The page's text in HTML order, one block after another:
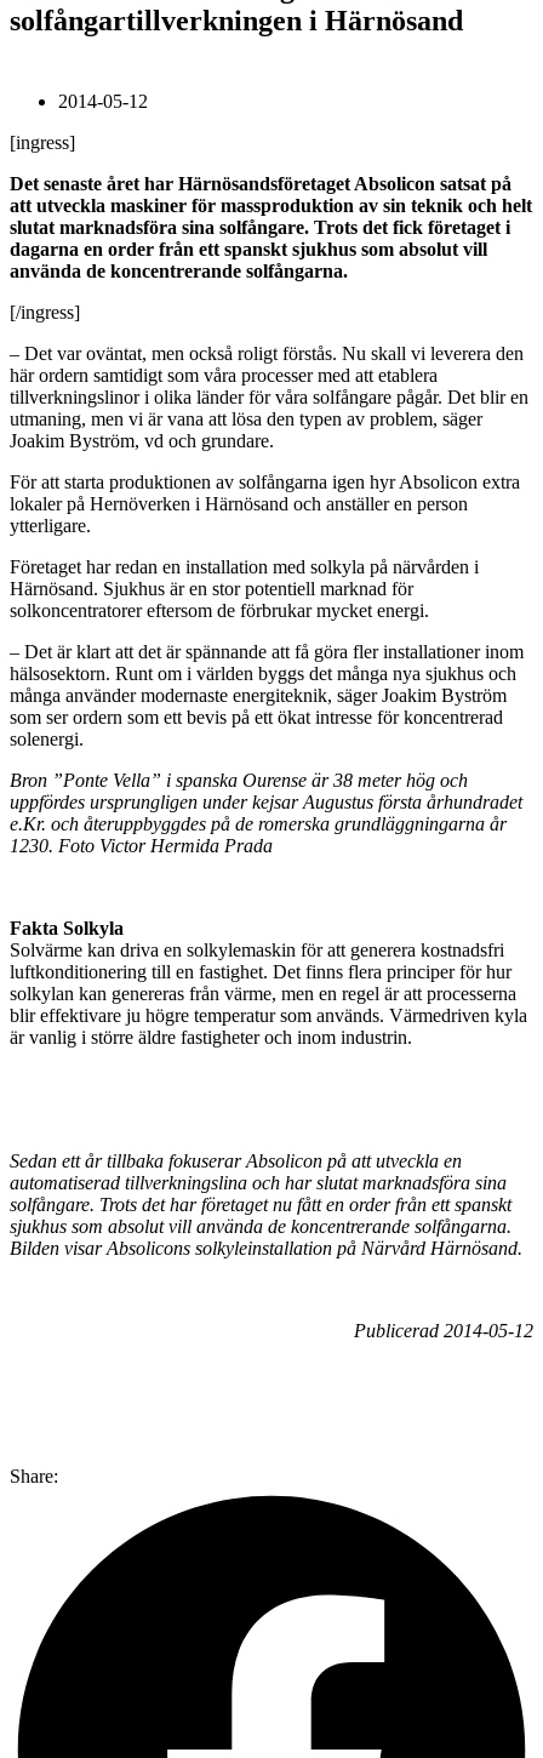
solfångartillverkningen i Härnösand
2014-05-12
[ingress]
Det senaste året har Härnösandsföretaget Absolicon satsat på
att utveckla maskiner för massproduktion av sin teknik och helt
slutat marknadsföra sina solfångare. Trots det fick företaget i
dagarna en order från ett spanskt sjukhus som absolut vill
använda de koncentrerande solfångarna.
[/ingress]
– Det var oväntat, men också roligt förstås. Nu skall vi leverera den
här ordern samtidigt som våra processer med att etablera
tillverkningslinor i olika länder för våra solfångare pågår. Det blir en
utmaning, men vi är vana att lösa den typen av problem, säger
Joakim Byström, vd och grundare.
För att starta produktionen av solfångarna igen hyr Absolicon extra
lokaler på Hernöverken i Härnösand och anställer en person
ytterligare.
Företaget har redan en installation med solkyla på närvården i
Härnösand. Sjukhus är en stor potentiell marknad för
solkoncentratorer eftersom de förbrukar mycket energi.
– Det är klart att det är spännande att få göra fler installationer inom
hälsosektorn. Runt om i världen byggs det många nya sjukhus och
många använder modernaste energiteknik, säger Joakim Byström
som ser ordern som ett bevis på ett ökat intresse för koncentrerad
solenergi.
Bron ”Ponte Vella” i spanska Ourense är 38 meter hög och
uppfördes ursprungligen under kejsar Augustus första århundradet
e.Kr. och återuppbyggdes på de romerska grundläggningarna år
1230. Foto Victor Hermida Prada
Fakta Solkyla
Solvärme kan driva en solkylemaskin för att generera kostnadsfri
luftkonditionering till en fastighet. Det finns flera principer för hur
solkylan kan genereras från värme, men en regel är att processerna
blir effektivare ju högre temperatur som används. Värmedriven kyla
är vanlig i större äldre fastigheter och inom industrin.
Sedan ett år tillbaka fokuserar Absolicon på att utveckla en
automatiserad tillverkningslina och har slutat marknadsföra sina
solfångare. Trots det har företaget nu fått en order från ett spanskt
sjukhus som absolut vill använda de koncentrerande solfångarna.
Bilden visar Absolicons solkyleinstallation på Närvård Härnösand.
Publicerad 2014-05-12
Share: